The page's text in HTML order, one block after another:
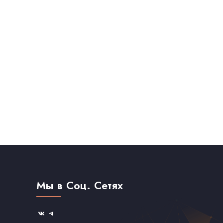
Мы в Соц. Сетях